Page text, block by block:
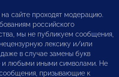
сайте проходят модерацию.
российского
мы не публикуем сообщения,
лексику и/или
в случае замены букв
и любыми иными символами. Не
призывающие к